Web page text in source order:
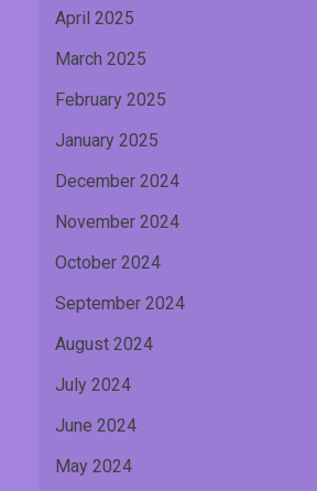
April 2025
March 2025
February 2025
January 2025
December 2024
November 2024
October 2024
September 2024
August 2024
July 2024
June 2024
May 2024